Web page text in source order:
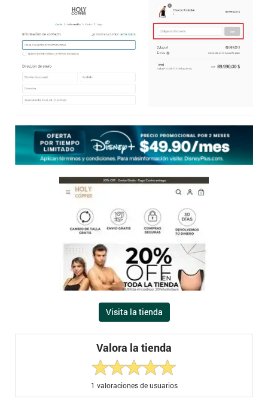
Visita la tienda
Valora la tienda
1 valoraciones de usuarios